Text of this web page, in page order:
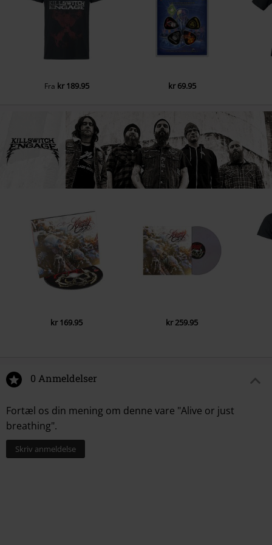
Fra kr 189.95 kr 69.95
kr 169.95 kr 259.95
0 Anmeldelser
Fortæl os din mening om denne vare "Alive or just
breathing".
Skriv anmeldelse